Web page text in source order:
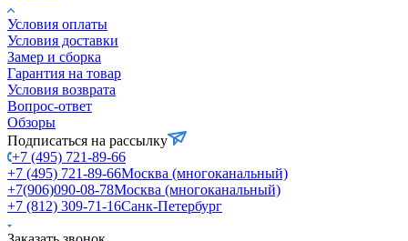
Условия оплаты
Условия доставки
Замер и сборка
Гарантия на товар
Условия возврата
Вопрос-ответ
Обзоры
Подписаться на рассылку
+7 (495) 721-89-66
+7 (495) 721-89-66Москва (многоканальный)
+7(906)090-08-78Москва (многоканальный)
+7 (812) 309-71-16Санк-Петербург